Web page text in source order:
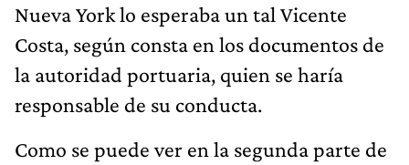
Nueva York lo esperaba un tal Vicente
Costa, según consta en los documentos de
la autoridad portuaria, quien se haría
responsable de su conducta.
Como se puede ver en la segunda parte de